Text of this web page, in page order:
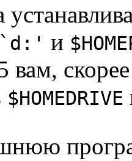
`d:' и
вам,
$HOMEDRIVE